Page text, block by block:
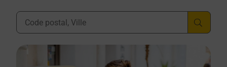
Ville, Département, Code Postal